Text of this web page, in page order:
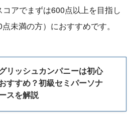
アでまずは600点以上を目指し
未満の方）におすすめです。
リッシュカンパニーは初心
すすめ？初級セミパーソナ
スを解説